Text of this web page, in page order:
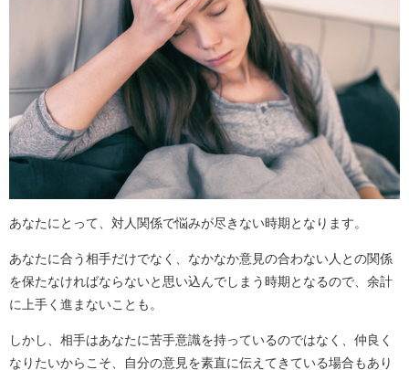
あなたにとって、対人関係で悩みが尽きない時期となります。
あなたに合う相手だけでなく、なかなか意見の合わない人との関係
を保たなければならないと思い込んでしまう時期となるので、余計
に上手く進まないことも。
しかし、相手はあなたに苦手意識を持っているのではなく、仲良く
なりたいからこそ、自分の意見を素直に伝えてきている場合もあり